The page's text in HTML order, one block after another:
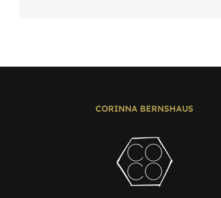
CORINNA BERNSHAUS